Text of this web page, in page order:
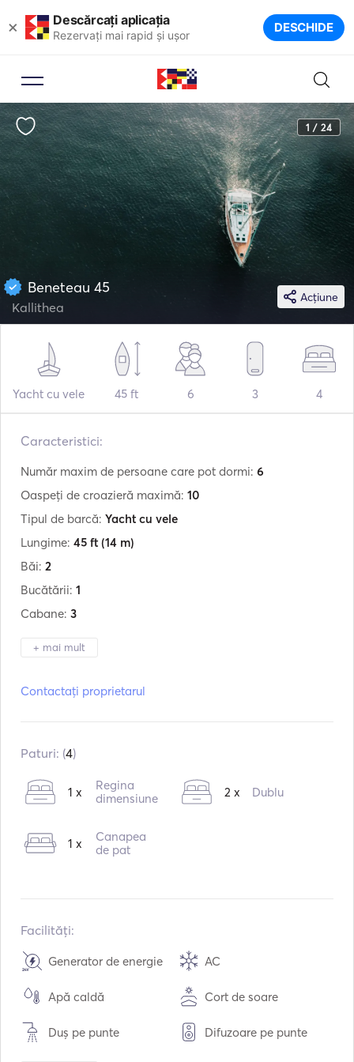
× Descărcați aplicația
Rezervați mai rapid și ușor DESCHIDE
1 / 24
Acțiune
Beneteau 45
Kallithea
Yacht cu vele 45 ft 6 3 4
Caracteristici:
Număr maxim de persoane care pot dormi: 6
Oaspeți de croazieră maximă: 10
Tipul de barcă: Yacht cu vele
Lungime: 45 ft (14 m)
Băi: 2
Bucătării: 1
Cabane: 3
+ mai mult
Reparație în:
Tipul de combustibil:Diesel
Capacitatea de apă:570
Contactați proprietarul
Paturi: (4)
1 x
Regina
dimensiune
2 x Dublu
1 x
Canapea
de pat
Facilități:
Generator de energie AC
Apă caldă Cort de soare
Duș pe punte Difuzoare pe punte